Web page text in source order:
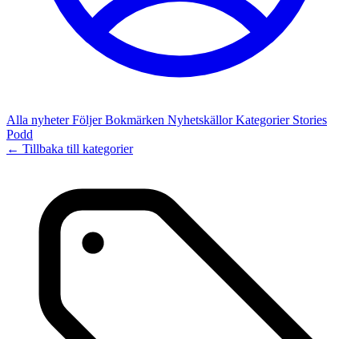
Alla nyheterFöljerBokmärken NyhetskällorKategorier Stories
Podd
← Tillbaka till kategorier